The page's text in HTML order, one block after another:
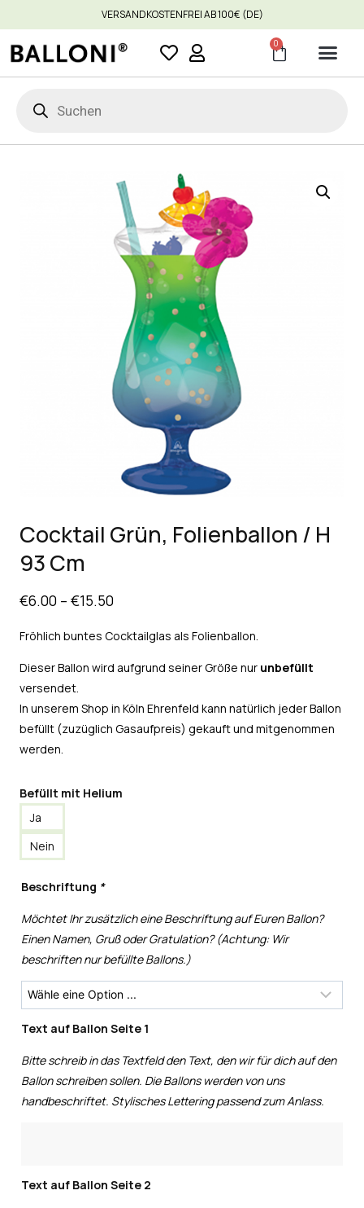
VERSANDKOSTENFREI AB 100€ (DE)
0
Cocktail Grün, Folienballon / H
93 Cm
€6.00 – €15.50
Fröhlich buntes Cocktailglas als Folienballon.
Dieser Ballon wird aufgrund seiner Größe nur unbefüllt
versendet.
In unserem Shop in Köln Ehrenfeld kann natürlich jeder Ballon
befüllt (zuzüglich Gasaufpreis) gekauft und mitgenommen
werden.
Befüllt mit Helium
Ja
Nein
Beschriftung *
Möchtet Ihr zusätzlich eine Beschriftung auf Euren Ballon?
Einen Namen, Gruß oder Gratulation? (Achtung: Wir
beschriften nur befüllte Ballons.)
Text auf Ballon Seite 1
Bitte schreib in das Textfeld den Text, den wir für dich auf den
Ballon schreiben sollen. Die Ballons werden von uns
handbeschriftet. Stylisches Lettering passend zum Anlass.
Text auf Ballon Seite 2